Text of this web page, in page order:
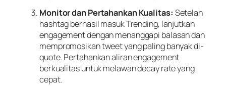
Monitor dan Pertahankan Kualitas: Setelah
hashtag berhasil masuk Trending, lanjutkan
engagement dengan menanggapi balasan dan
mempromosikan tweet yang paling banyak di-
quote. Pertahankan aliran engagement
berkualitas untuk melawan decay rate yang
cepat.